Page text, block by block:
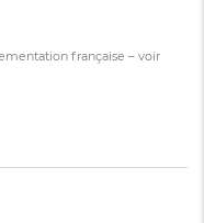
française – voir